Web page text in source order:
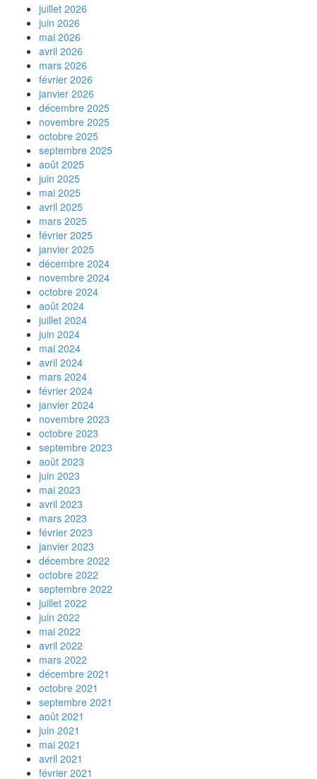
juillet 2026
juin 2026
mai 2026
avril 2026
mars 2026
février 2026
janvier 2026
décembre 2025
novembre 2025
octobre 2025
septembre 2025
août 2025
juin 2025
mai 2025
avril 2025
mars 2025
février 2025
janvier 2025
décembre 2024
novembre 2024
octobre 2024
août 2024
juillet 2024
juin 2024
mai 2024
avril 2024
mars 2024
février 2024
janvier 2024
novembre 2023
octobre 2023
septembre 2023
août 2023
juin 2023
mai 2023
avril 2023
mars 2023
février 2023
janvier 2023
décembre 2022
octobre 2022
septembre 2022
juillet 2022
juin 2022
mai 2022
avril 2022
mars 2022
décembre 2021
octobre 2021
septembre 2021
août 2021
juin 2021
mai 2021
avril 2021
février 2021